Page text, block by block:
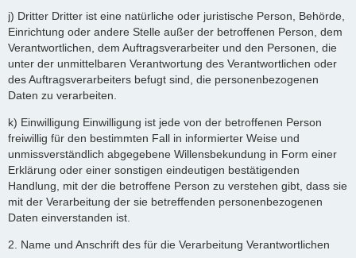
j) Dritter Dritter ist eine natürliche oder juristische Person, Behörde,
Einrichtung oder andere Stelle außer der betroffenen Person, dem
Verantwortlichen, dem Auftragsverarbeiter und den Personen, die
unter der unmittelbaren Verantwortung des Verantwortlichen oder
des Auftragsverarbeiters befugt sind, die personenbezogenen
Daten zu verarbeiten.
k) Einwilligung Einwilligung ist jede von der betroffenen Person
freiwillig für den bestimmten Fall in informierter Weise und
unmissverständlich abgegebene Willensbekundung in Form einer
Erklärung oder einer sonstigen eindeutigen bestätigenden
Handlung, mit der die betroffene Person zu verstehen gibt, dass sie
mit der Verarbeitung der sie betreffenden personenbezogenen
Daten einverstanden ist.
2. Name und Anschrift des für die Verarbeitung Verantwortlichen